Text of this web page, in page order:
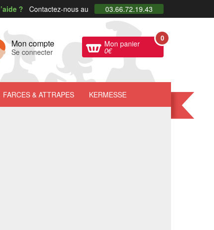
? Contactez-nous au 03.66.72.19.43
Mon compte
Se connecter
Mon panier
0€
0
FARCES & ATTRAPES KERMESSE